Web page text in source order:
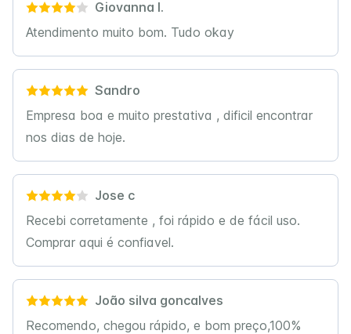
Giovanna l.
Atendimento muito bom. Tudo okay
Sandro
Empresa boa e muito prestativa , dificil encontrar
nos dias de hoje.
Jose c
Recebi corretamente , foi rápido e de fácil uso.
Comprar aqui é confiavel.
João silva goncalves
Recomendo, chegou rápido, e bom preço,100%